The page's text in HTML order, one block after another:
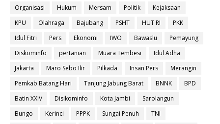
Organisasi
Hukum Mersam Politik
Kejaksaan
KPU
Olahraga Bajubang PSHT HUT RI
PKK
Idul Fitri
Pers Ekonomi IWO Bawaslu
Pemayung
Diskominfo
pertanian Muara Tembesi
Idul Adha
Jakarta
Maro Sebo Ilir Pilkada Insan Pers
Merangin
Pemkab Batang Hari
Tanjung Jabung Barat BNNK
BPD
Batin XXIV
Disikominfo Kota Jambi
Sarolangun
Bungo
Kerinci PPPK Sungai Penuh
TNI